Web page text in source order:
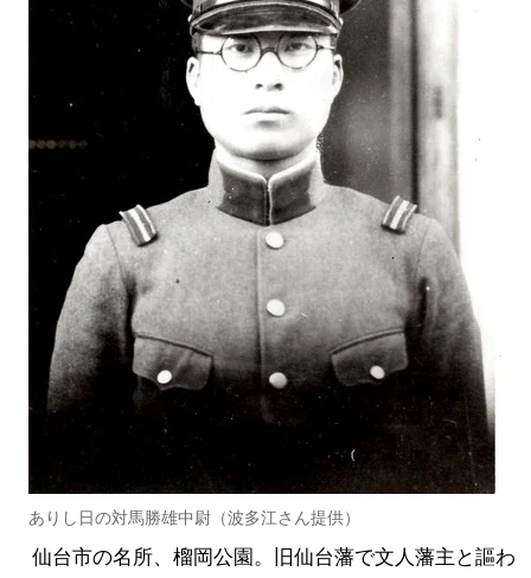
ありし日の対馬勝雄中尉（波多江さん提供）
仙台市の名所、榴岡公園。旧仙台藩で文人藩主と謳わ